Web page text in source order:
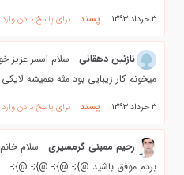
3 خرداد 1393 پسند برای پاسخ دادن
نازنين دهقاني
سلام اسمر عزيز
ميخونم كار زيبايي بود مثه هميشه
3 خرداد 1393 پسند برای پاسخ دادن
رحیم ممبنی گرمسیری
سلام
بردم موفق باشید @};- @};- @};- @};-